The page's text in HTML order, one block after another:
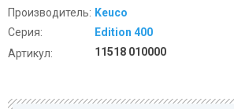
Производитель: Keuco
Серия:
Edition 400
Артикул:
11518 010000